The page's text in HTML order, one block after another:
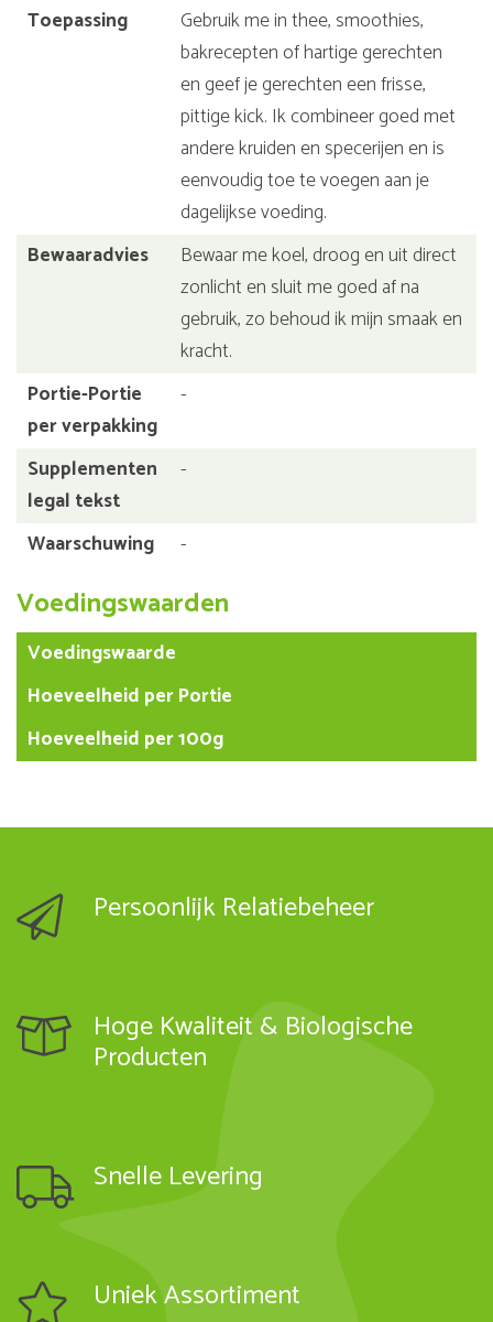
Toepassing
Gebruik me in thee, smoothies,
bakrecepten of hartige gerechten
en geef je gerechten een frisse,
pittige kick. Ik combineer goed met
andere kruiden en specerijen en is
eenvoudig toe te voegen aan je
dagelijkse voeding.
Bewaaradvies
Bewaar me koel, droog en uit direct
zonlicht en sluit me goed af na
gebruik, zo behoud ik mijn smaak en
kracht.
Portie-Portie
per verpakking
-
Supplementen
legal tekst
-
Waarschuwing -
Voedingswaarden
Voedingswaarde
Hoeveelheid per Portie
Hoeveelheid per 100g
Persoonlijk Relatiebeheer
Hoge Kwaliteit & Biologische
Producten
Snelle Levering
Uniek Assortiment